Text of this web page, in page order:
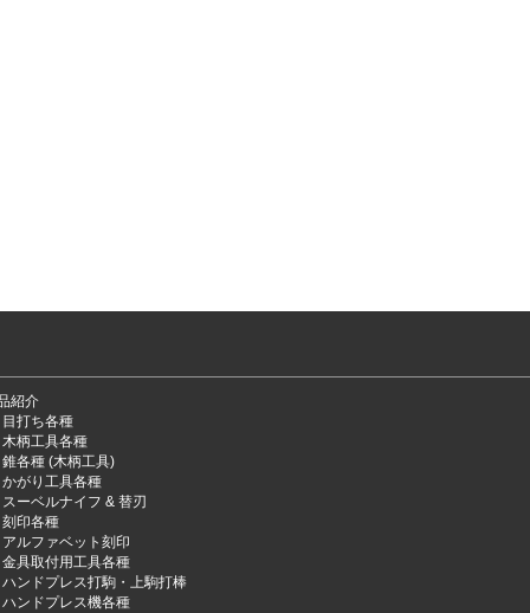
紹介
目打ち各種
木柄工具各種
錐各種 (木柄工具)
かがり工具各種
スーベルナイフ & 替刃
刻印各種
アルファベット刻印
金具取付用工具各種
ハンドプレス打駒・上駒打棒
ハンドプレス機各種